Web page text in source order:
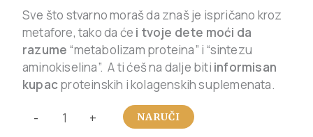
Sve što stvarno moraš da znaš je ispričano kroz
metafore, tako da će i tvoje dete moći da
razume “metabolizam proteina” i “sintezu
aminokiselina”. A ti ćeš na dalje biti informisan
kupacproteinskih i kolagenskih suplemenata.
- + NARUČI